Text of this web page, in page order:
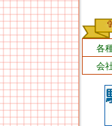
各
会